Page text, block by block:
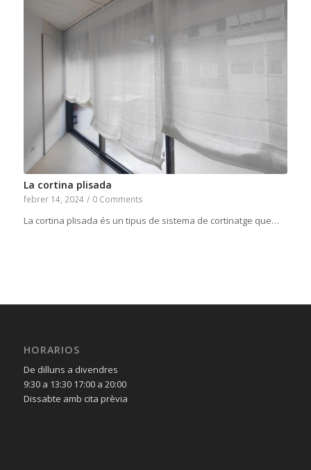
La cortina plisada
febrer 14, 2024 / 0 Comments
La cortina plisada és un tipus de sistema de cortinatge que…
HORARIOS
De dilluns a divendres
9:30 a 13:30 17:00 a 20:00
Dissabte amb cita prèvia